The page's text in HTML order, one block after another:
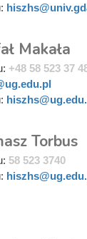
Makała
+48 58 523 37
Torbus
58 523 3740